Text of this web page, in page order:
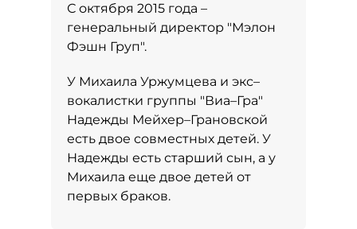
С октября 2015 года –
генеральный директор "Мэлон
Фэшн Груп".
У Михаила Уржумцева и экс–
вокалистки группы "Виа–Гра"
Надежды Мейхер–Грановской
есть двое совместных детей. У
Надежды есть старший сын, а у
Михаила еще двое детей от
первых браков.